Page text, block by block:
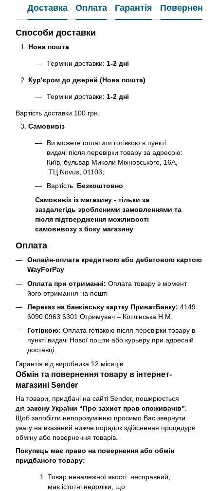
Доставка Оплата Гарантія Повернення
Способи доставки
Нова пошта
Терміни доставки: 1-2 дні
Кур'єром до дверей (Нова пошта)
Терміни доставки: 1-2 дні
Вартість доставки 100 грн.
Самовивіз
Ви можете оплатити готівкою в пункті
видачі після перевірки товару за адресою:
Київ, бульвар Миколи Міхновського, 16А,
ТЦ Novus, 01103;
Вартість: Безкоштовно
Самовивіз із магазину - тільки за
заздалегідь зробленими замовленнями та
після підтвердження можливості
самовивозу з боку магазину
Оплата
Онлайн-оплата кредитною або дебетовою картою
WayForPay
Оплата при отриманні: Оплата товару в момент
його отримання на пошті
Переказ на банківську картку ПриватБанку: 4149
6090 0963 6301 Отримувач – Котлінська Н.М.
Готівкою: Оплата готівкою після перевірки товару в
пункті видачі Нової пошти або курьеру при адресній
доставці.
Гарантія від виробника 12 місяців.
Обмін та повернення товару в інтернет-
магазині Sender
На товари, придбані на сайті Sender, поширюється
дія закону України “Про захист прав споживачів”
Щоб запобігти непорозумінню просимо Вас звернути
увагу на вказаний нижче порядок здійснення процедури
обміну або повернення товарів.
Покупець має право на повернення або обмін
придбаного товару:
Товар неналежної якості: несправний,
має істотні недоліки, що